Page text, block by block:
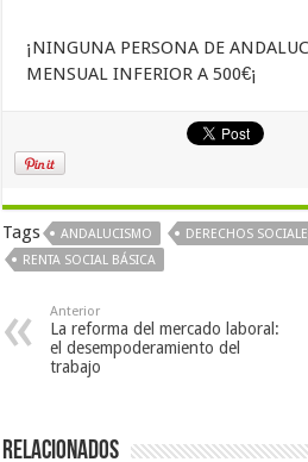
¡NINGUNA PERSONA DE
MENSUAL INFERIOR A 500€¡
Tags ANDALUCISMO DERECHOS
RENTA SOCIAL BÁSICA
Anterior
La reforma del mercado laboral:
el desempoderamiento del
trabajo
Relacionados